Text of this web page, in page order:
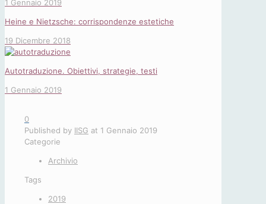
1 Gennaio 2019
Heine e Nietzsche: corrispondenze estetiche
19 Dicembre 2018
Autotraduzione. Obiettivi, strategie, testi
1 Gennaio 2019
0
Published by IISG at 1 Gennaio 2019
Categorie
Archivio
Tags
2019